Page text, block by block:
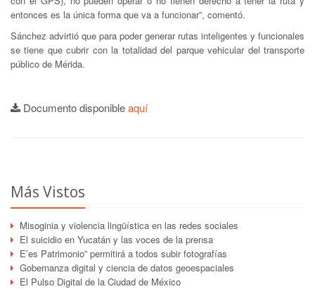
entonces es la única forma que va a funcionar”, comentó.
Sánchez advirtió que para poder generar rutas inteligentes y funcionales
se tiene que cubrir con la totalidad del parque vehicular del transporte
público de Mérida.
Documento disponibleaquí
Más Vistos
Misoginia y violencia lingüística en las redes sociales
El suicidio en Yucatán y las voces de la prensa
E’es Patrimonio” permitirá a todos subir fotografías
Gobernanza digital y ciencia de datos geoespaciales
El Pulso Digital de la Ciudad de México